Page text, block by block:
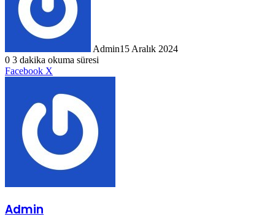
Admin15 Aralık 2024
0 3 dakika okuma süresi
Facebook X
ile
paylaş
Admin